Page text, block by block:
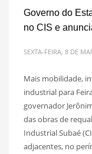
Governo do
no CIS e
SEXTA-FEIRA, 8 DE
Mais mobilidade,
industrial para
governador
das obras de
Industrial Subaé
adjacentes, no